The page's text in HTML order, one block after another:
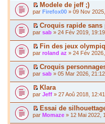
Modele de jeff ;)
par Firefox00 » 09 Nov
Croquis rapide sans
par sab » 24 Fév 2019, 19:19
Fin des jeux
par roland az » 24 Fév
Croquis
par sab » 05 Mar 2026, 21:12
Klara
par Jeff » 27 Aoû 2018, 12:41
Essai de
par Momaze » 12 Mai 2022,